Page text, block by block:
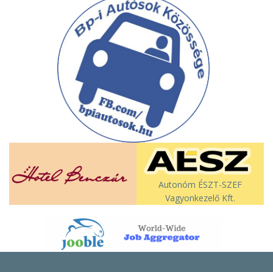
Autonóm ÉSZT-SZEF
Vagyonkezelő Kft.